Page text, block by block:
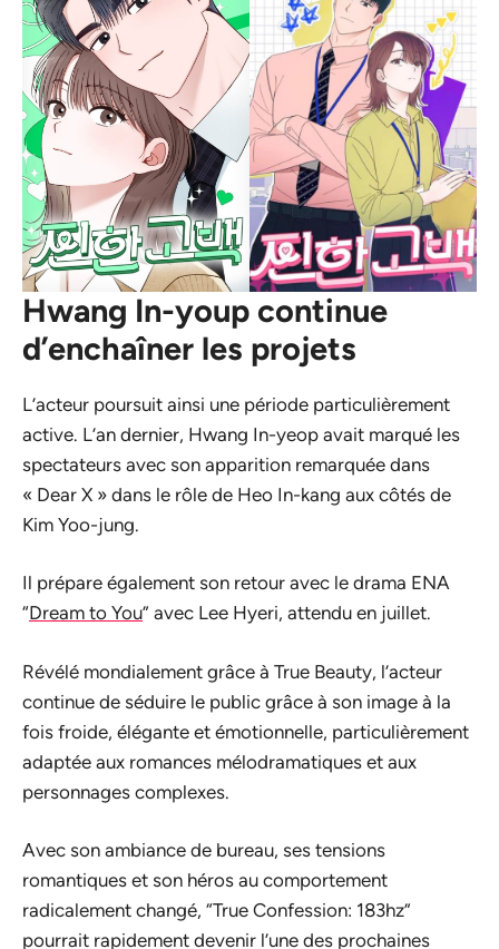
Hwang In-youp continue
d’enchaîner les projets
L’acteur poursuit ainsi une période particulièrement
active. L’an dernier, Hwang In-yeop avait marqué les
spectateurs avec son apparition remarquée dans
« Dear X » dans le rôle de Heo In-kang aux côtés de
Kim Yoo-jung.
Il prépare également son retour avec le drama ENA
“Dream to You” avec Lee Hyeri, attendu en juillet.
Révélé mondialement grâce à True Beauty, l’acteur
continue de séduire le public grâce à son image à la
fois froide, élégante et émotionnelle, particulièrement
adaptée aux romances mélodramatiques et aux
personnages complexes.
Avec son ambiance de bureau, ses tensions
romantiques et son héros au comportement
radicalement changé, “True Confession: 183hz”
pourrait rapidement devenir l’une des prochaines